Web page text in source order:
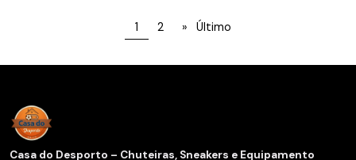
1 2 » Último
Casa do Desporto – Chuteiras, Sneakers e Equipamento